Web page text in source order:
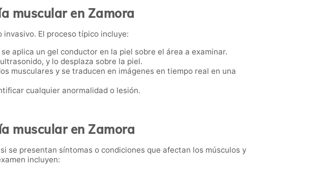
muscular en Zamora
El proceso típico incluye:
aplica un gel conductor en la piel sobre el área a examinar.
y lo desplaza sobre la piel.
musculares y se traducen en imágenes en tiempo real en una
cualquier anormalidad o lesión.
muscular en Zamora
se presentan síntomas o condiciones que afectan los músculos y
incluyen: